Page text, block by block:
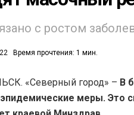
с ростом
Время прочтения: 1 мин.
«Северный город» – В
меры. Это